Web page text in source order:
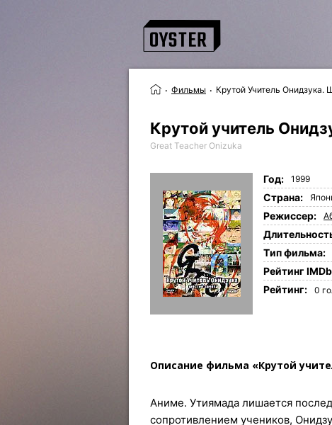
Фильмы Крутой Учитель Онидзука.
Крутой учитель
Great Teacher Onizuka
Год: 1999
Страна:
Режиссер:
Tип фильма:
Рейтинг
Рейтинг: 0
Описание фильма «Крутой
Аниме. Утиямада лишается
сопротивлением учеников,